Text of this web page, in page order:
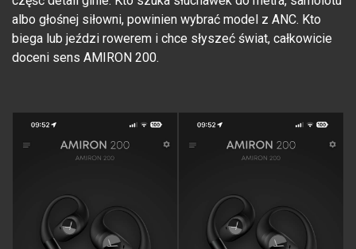
albo głośnej siłowni, powinien wybrać model z ANC. Kto
biega lub jeździ rowerem i chce słyszeć świat, całkowicie
doceni sens AMIRON 200.